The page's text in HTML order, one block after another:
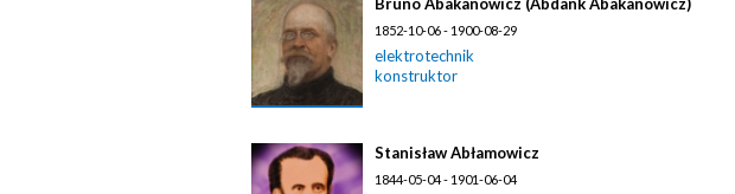
1852-10-06 - 1900-08-29
elektrotechnik
konstruktor
Stanisław Abłamowicz
1844-05-04 - 1901-06-04